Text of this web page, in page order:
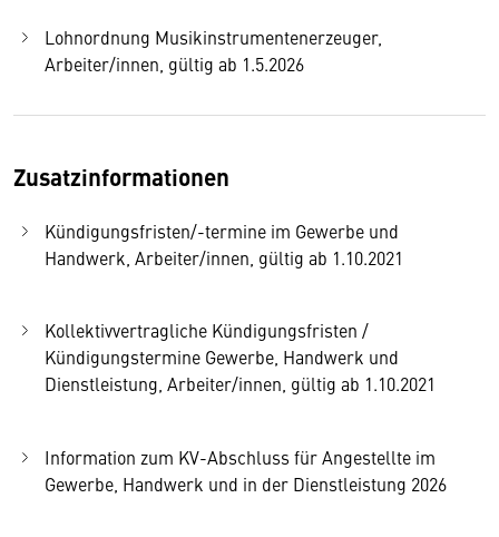
Lohnordnung Musikinstrumentenerzeuger,
Arbeiter/innen, gültig ab 1.5.2026
Zusatzinformationen
Kündigungsfristen/-termine im Gewerbe und
Handwerk, Arbeiter/innen, gültig ab 1.10.2021
Kollektivvertragliche Kündigungsfristen /
Kündigungstermine Gewerbe, Handwerk und
Dienstleistung, Arbeiter/innen, gültig ab 1.10.2021
Information zum KV-Abschluss für Angestellte im
Gewerbe, Handwerk und in der Dienstleistung 2026